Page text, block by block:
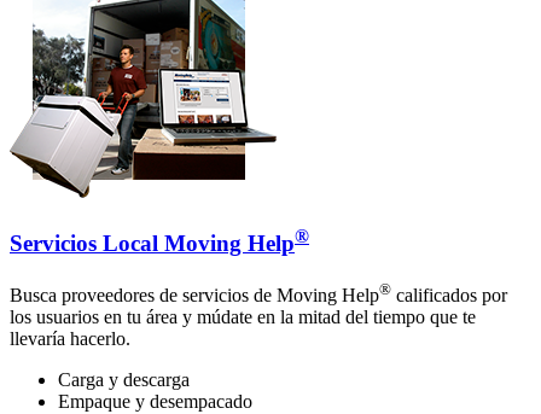
Servicios Local Moving Help®
Busca proveedores de servicios de Moving Help® calificados por
los usuarios en tu área y múdate en la mitad del tiempo que te
llevaría hacerlo.
Carga y descarga
Empaque y desempacado